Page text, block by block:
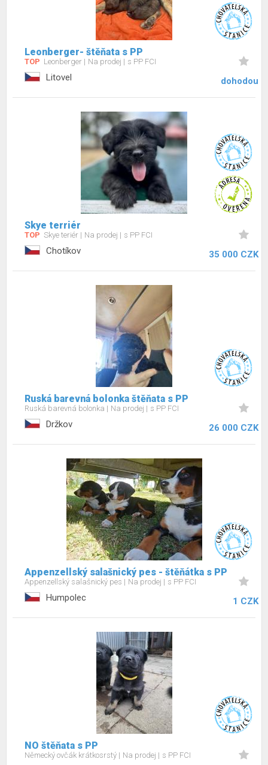
Leonberger- štěňata s PP
TOP Leonberger Na prodej s PP FCI
Litovel dohodou
Skye terriér
TOP Skye teriér Na prodej s PP FCI
Chotíkov 35 000 CZK
Ruská barevná bolonka štěňata s PP
Ruská barevná bolonka Na prodej s PP FCI
Držkov 26 000 CZK
Appenzellský salašnický pes - štěňátka s PP
Appenzellský salašnický pes Na prodej s PP FCI
Humpolec 1 CZK
NO štěňata s PP
Německý ovčák krátkosrstý Na prodej s PP FCI